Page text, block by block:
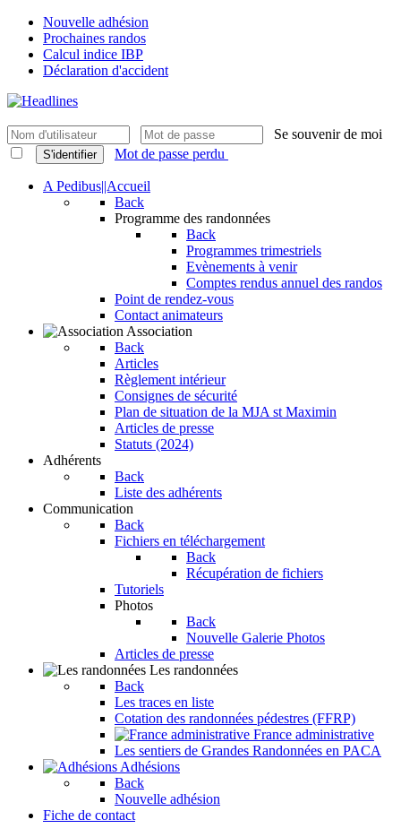
Nouvelle adhésion
Prochaines randos
Calcul indice IBP
Déclaration d'accident
Se souvenir de moi
S'identifier Mot de passe perdu
A Pedibus||Accueil
Back
Programme des randonnées
Back
Programmes trimestriels
Evènements à venir
Comptes rendus annuel des randos
Point de rendez-vous
Contact animateurs
Association
Back
Articles
Règlement intérieur
Consignes de sécurité
Plan de situation de la MJA st Maximin
Articles de presse
Statuts (2024)
Adhérents
Back
Liste des adhérents
Communication
Back
Fichiers en téléchargement
Back
Récupération de fichiers
Tutoriels
Photos
Back
Nouvelle Galerie Photos
Articles de presse
Les randonnées
Back
Les traces en liste
Cotation des randonnées pédestres (FFRP)
France administrative
Les sentiers de Grandes Randonnées en PACA
Adhésions
Back
Nouvelle adhésion
Fiche de contact